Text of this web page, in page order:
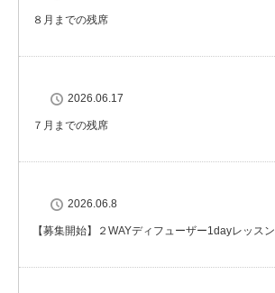
８月までの残席
2026.06.17
７月までの残席
2026.06.8
【募集開始】２WAYディフューザー1dayレッスン